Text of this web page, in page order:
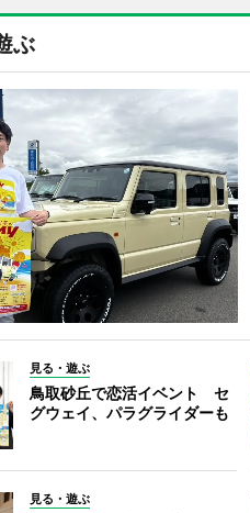
ぶ
見る・遊ぶ
鳥取砂丘で恋活イベント セ
グウェイ、パラグライダーも
見る・遊ぶ